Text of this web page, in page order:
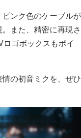
ンク色のケーブルが
また、精密に再現さ
ゴボックスもポイ
の初音ミクを、ぜひ